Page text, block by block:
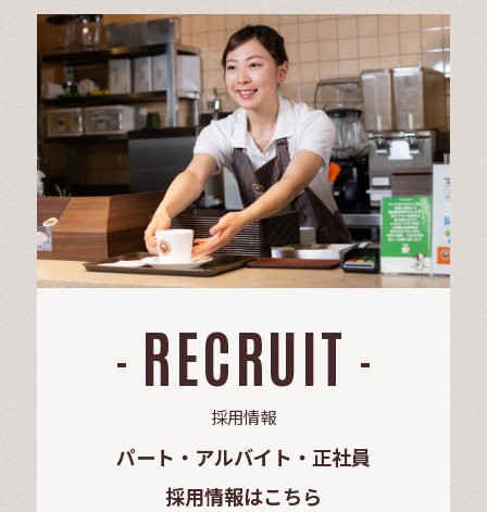
RECRUIT
採用情報
パート・アルバイト・正社員
採用情報はこちら